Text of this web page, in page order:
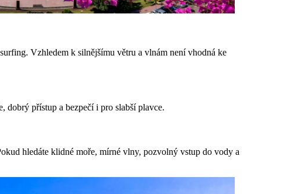
Vzhledem k silnějšímu větru a vlnám není vhodná ke
dobrý přístup a bezpečí i pro slabší plavce.
hledáte klidné moře, mírné vlny, pozvolný vstup do vody a